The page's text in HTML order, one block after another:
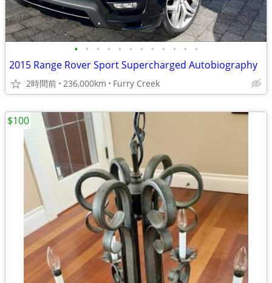
• • • • • • • • • • • •
2015 Range Rover Sport Supercharged Autobiography
2時間前 236,000km Furry Creek
$100